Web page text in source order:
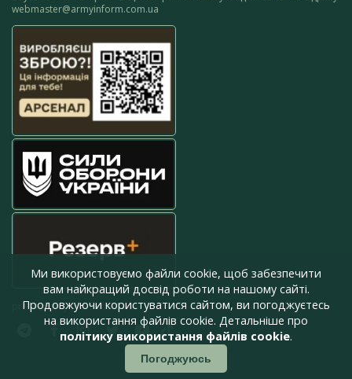
webmaster@armyinform.com.ua
press@armyinform.com.ua
Ми використовуємо файли cookie, щоб забезпечити
вам найкращий досвід роботи на нашому сайті.
Продовжуючи користуватися сайтом, ви погоджуєтесь
на використання файлів cookie. Детальніше про
політику використання файлів cookie.
Погоджуюсь